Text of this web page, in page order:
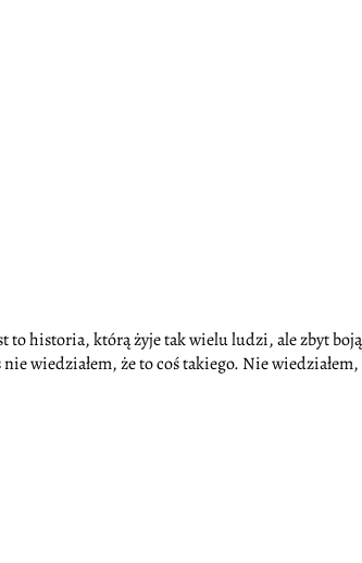
historia, którą żyje tak wielu ludzi, ale zbyt
wiedziałem, że to coś takiego. Nie wiedziałem,